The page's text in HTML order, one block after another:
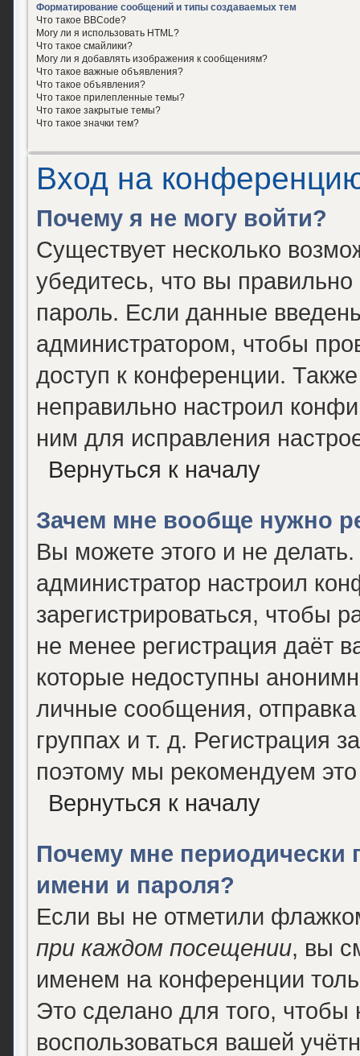
Форматирование сообщений и типы создаваемых тем
Что такое BBCode?
Могу ли я использовать HTML?
Что такое смайлики?
Могу ли я добавлять изображения к сообщениям?
Что такое важные объявления?
Что такое объявления?
Что такое прилепленные темы?
Что такое закрытые темы?
Что такое значки тем?
Вход на
Почему я не могу войти?
Существует несколько
убедитесь, что вы
пароль. Если данные
администратором, чтобы
доступ к конференции.
неправильно настроил
ним для исправления
Вернуться к началу
Зачем мне вообще нужно
Вы можете этого и не делать.
администратор настроил
зарегистрироваться, чтобы
не менее регистрация даёт
которые недоступны
личные сообщения,
группах и т. д. Регистрация
поэтому мы рекомендуем это
Вернуться к началу
Почему мне периодически
имени и пароля?
Если вы не отметили
при каждом посещении, вы
именем на конференции
Это сделано для того, чтобы
воспользоваться вашей